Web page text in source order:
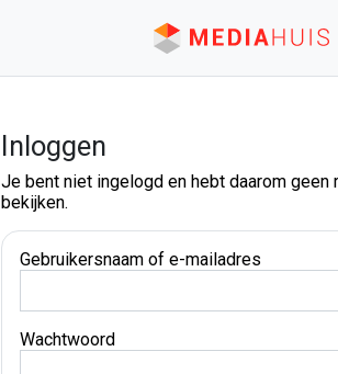
Inloggen
Je bent niet ingelogd en hebt daarom geen
bekijken.
Gebruikersnaam of e-mailadres
Wachtwoord